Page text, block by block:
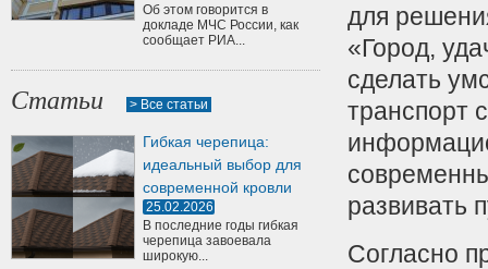
Об этом говорится в
докладе МЧС России, как
сообщает РИА...
Статьи > Все статьи
Гибкая черепица:
идеальный выбор для
современной кровли
25.02.2026
В последние годы гибкая
черепица завоевала
широкую...
для
«Город,
сделать
транспорт
развивать
Согласно